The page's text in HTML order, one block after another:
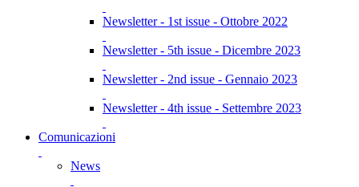
Newsletter - 1st issue - Ottobre 2022
Newsletter - 5th issue - Dicembre 2023
Newsletter - 2nd issue - Gennaio 2023
Newsletter - 4th issue - Settembre 2023
Comunicazioni
News